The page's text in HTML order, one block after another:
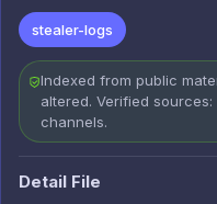
stealer-logs
Indexed from public
altered. Verified
channels.
Detail File